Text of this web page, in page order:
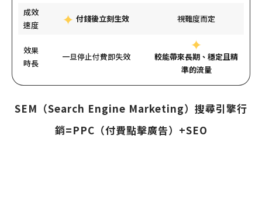
成效
速度
付錢後立刻生效 視難度而定
效果
時長
一旦停止付費即失效
較能帶來長期、穩定且精
準的流量
SEM（Search Engine Marketing）搜尋引擎行
銷=PPC（付費點擊廣告）+SEO